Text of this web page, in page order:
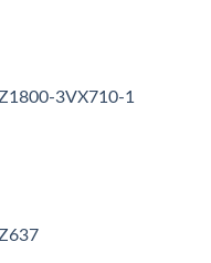
3VX710-1